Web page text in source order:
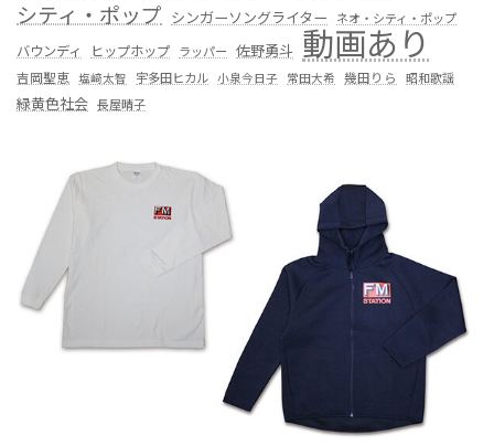
シティ・ポップ シンガーソングライター ネオ・シティ・ポップ
バウンディ ヒップホップ ラッパー 佐野勇斗 動画あり
吉岡聖恵 塩﨑太智 宇多田ヒカル 小泉今日子 常田大希 幾田りら 昭和歌謡
緑黄色社会 長屋晴子